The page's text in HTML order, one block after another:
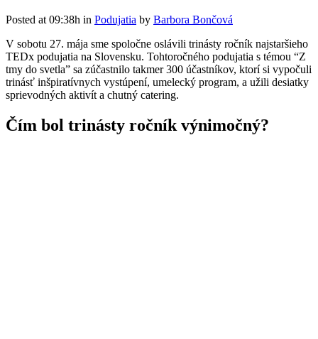
Posted at 09:38h in Podujatia by Barbora Bončová
V sobotu 27. mája sme spoločne oslávili trinásty ročník najstaršieho
TEDx podujatia na Slovensku. Tohtoročného podujatia s témou “Z
tmy do svetla” sa zúčastnilo takmer 300 účastníkov, ktorí si vypočuli
trinásť inšpiratívnych vystúpení, umelecký program, a užili desiatky
sprievodných aktivít a chutný catering.
Čím bol trinásty ročník výnimočný?